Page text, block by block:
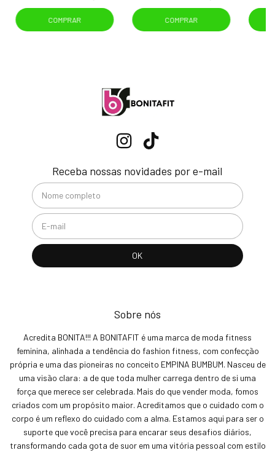
COMPRAR COMPRAR
Receba nossas novidades por e-mail
Sobre nós
Acredita BONITA!!! A BONITAFIT é uma marca de moda fitness
feminina, alinhada a tendência do fashion fitness, com confecção
própria e uma das pioneiras no conceito EMPINA BUMBUM. Nasceu de
uma visão clara: a de que toda mulher carrega dentro de si uma
força que merece ser celebrada. Mais do que vender moda, fomos
criados com um propósito maior. Acreditamos que o cuidado com o
corpo é um reflexo do cuidado com a alma. Estamos aqui para ser o
suporte que você precisa para encarar seus desafios diários,
transformando cada gota de suor em uma vitória pessoal com estilo